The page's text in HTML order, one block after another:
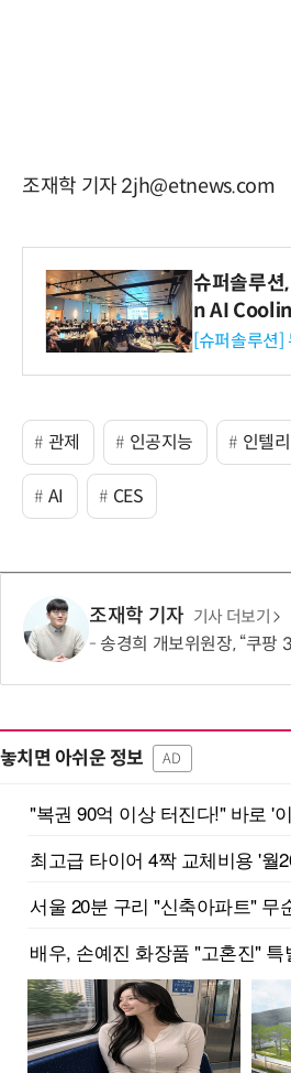
조재학 기자 2jh@etnews.com
슈퍼솔루
n AI
리 성료
[슈퍼솔루션]
관제 인공지능 인텔
AI CES
조재학 기자 기사 더보기
송경희 개보위원장, “쿠팡 3000건 유출 주장
놓치면 아쉬운 정보 AD